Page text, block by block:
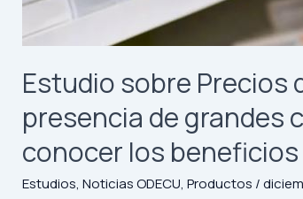
Estudio sobre Precios
presencia de grandes
conocer los
Estudios, Noticias ODECU, Productos /
beneficios
de
Ley